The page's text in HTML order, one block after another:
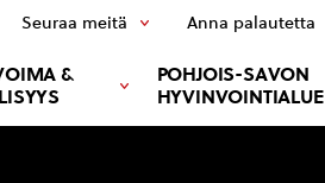
&
POHJOIS-SAVON
HYVINVOINTIALUE
Seuraa meitä Anna palautetta